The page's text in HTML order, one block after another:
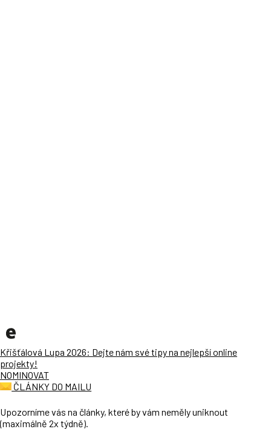
Křišťálová Lupa 2026: Dejte nám své tipy na nejlepší online
projekty!
NOMINOVAT
ČLÁNKY DO MAILU
Upozorníme vás na články, které by vám neměly uniknout
(maximálně 2x týdně).